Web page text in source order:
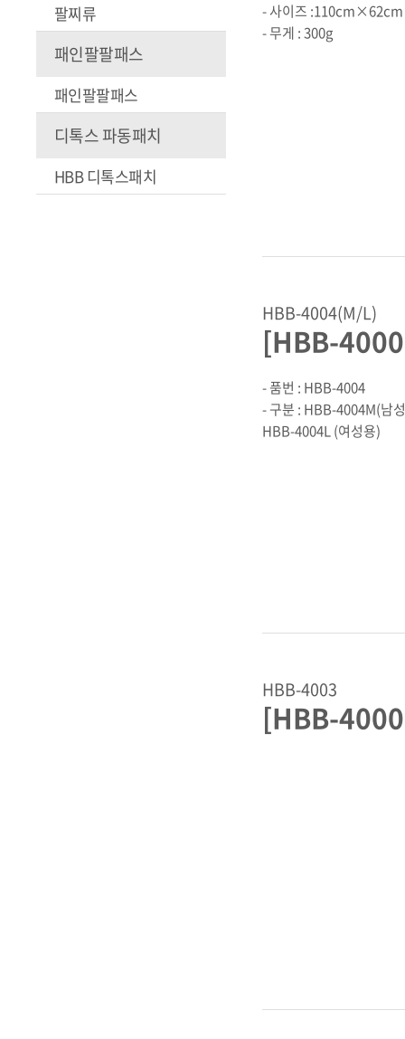
팔찌류
패인팔팔패스
패인팔팔패스
디톡스 파동패치
HBB 디톡스패치
- 사이즈 :110cm×62cm
- 무게 : 300g
HBB-4004(M/L)
[HBB-
- 품번 : HBB-4004
- 구분 : HBB-4004M(남
HBB-4004L (여성용)
HBB-4003
[HBB-